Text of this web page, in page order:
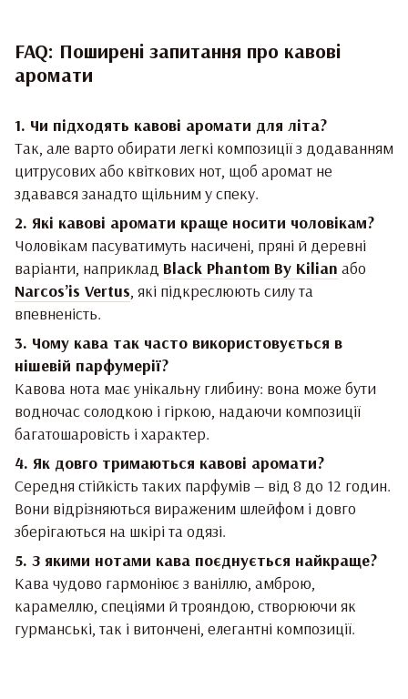
FAQ: Поширені запитання про кавові
аромати
1. Чи підходять кавові аромати для літа?
Так, але варто обирати легкі композиції з додаванням
цитрусових або квіткових нот, щоб аромат не
здавався занадто щільним у спеку.
2. Які кавові аромати краще носити чоловікам?
Чоловікам пасуватимуть насичені, пряні й деревні
варіанти, наприклад Black Phantom By Kilian або
Narcos’is Vertus, які підкреслюють силу та
впевненість.
3. Чому кава так часто використовується в
нішевій парфумерії?
Кавова нота має унікальну глибину: вона може бути
водночас солодкою і гіркою, надаючи композиції
багатошаровість і характер.
4. Як довго тримаються кавові аромати?
Середня стійкість таких парфумів — від 8 до 12 годин.
Вони відрізняються вираженим шлейфом і довго
зберігаються на шкірі та одязі.
5. З якими нотами кава поєднується найкраще?
Кава чудово гармоніює з ваніллю, амброю,
карамеллю, спеціями й трояндою, створюючи як
гурманські, так і витончені, елегантні композиції.